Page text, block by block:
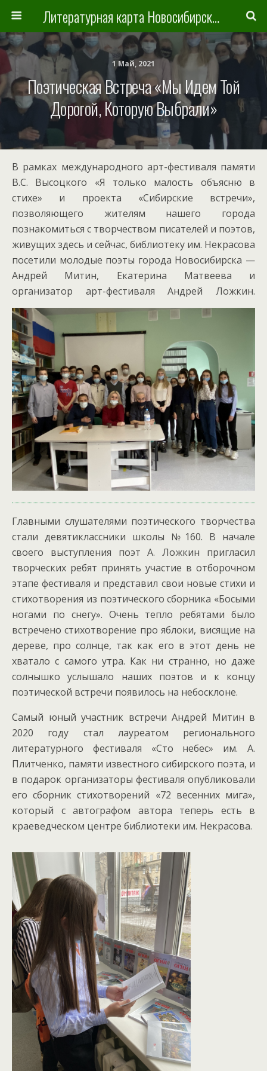
Литературная карта Новосибирска и Новосибирской области
1 Май, 2021
Поэтическая Встреча «Мы Идем Той
Дорогой, Которую Выбрали»
В рамках международного арт-фестиваля памяти
В.С. Высоцкого «Я только малость объясню в
стихе» и проекта «Сибирские встречи»,
позволяющего жителям нашего города
познакомиться с творчеством писателей и поэтов,
живущих здесь и сейчас, библиотеку им. Некрасова
посетили молодые поэты города Новосибирска —
Андрей Митин, Екатерина Матвеева и
организатор арт-фестиваля Андрей Ложкин.
Главными слушателями поэтического творчества
стали девятиклассники школы №160. В начале
своего выступления поэт А. Ложкин пригласил
творческих ребят принять участие в отборочном
этапе фестиваля и представил свои новые стихи и
стихотворения из поэтического сборника «Босыми
ногами по снегу». Очень тепло ребятами было
встречено стихотворение про яблоки, висящие на
дереве, про солнце, так как его в этот день не
хватало с самого утра. Как ни странно, но даже
солнышко услышало наших поэтов и к концу
поэтической встречи появилось на небосклоне.
Самый юный участник встречи Андрей Митин в
2020 году стал лауреатом регионального
литературного фестиваля «Сто небес» им. А.
Плитченко, памяти известного сибирского поэта, и
в подарок организаторы фестиваля опубликовали
его сборник стихотворений «72 весенних мига»,
который с автографом автора теперь есть в
краеведческом центре библиотеки им. Некрасова.